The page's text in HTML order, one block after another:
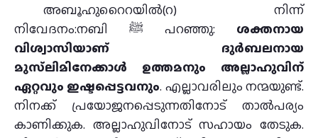
അബൂഹുറൈറയില്‍(റ) നിന്ന്
നിവേദനം:നബി ﷺ പറഞ്ഞു: ശക്തനായ
വിശ്വാസിയാണ് ദുര്‍ബലനായ
മുസ്‌ലിമിനേക്കാള്‍ ഉത്തമനും അല്ലാഹുവിന്
ഏറ്റവും ഇഷ്ടപ്പെട്ടവനും. എല്ലാവരിലും നന്മയുണ്ട്.
നിനക്ക് പ്രയോജനപ്പെടുന്നതിനോട് താല്‍പര്യം
കാണിക്കുക. അല്ലാഹുവിനോട് സഹായം തേടുക.